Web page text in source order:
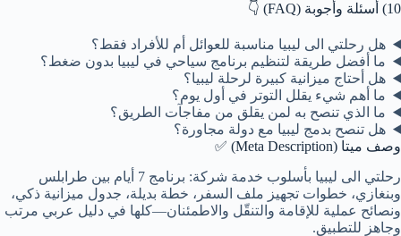
10) أسئلة وأجوبة (FAQ) 👇
هل رحلتي الى ليبيا مناسبة للعوائل أم للأفراد فقط؟
ما أفضل طريقة لتنظيم برنامج سياحي في ليبيا بدون ضغط؟
هل أحتاج ميزانية كبيرة لرحلة ليبيا؟
ما أهم شيء يقلل التوتر في أول يوم؟
ما الذي تنصح به لمن يقلق من مفاجآت الطريق؟
هل تنصح بدمج ليبيا مع دولة مجاورة؟
وصف ميتا (Meta Description) ✅
رحلتي الى ليبيا بأسلوب خدمة شركة: برنامج 7 أيام بين طرابلس
وبنغازي، خطوات تجهيز ملف السفر، خطة بديلة، جدول ميزانية ذكي،
ونصائح عملية للإقامة والتنقّل والاطمئنان—كلها في دليل عربي مرتب
وجاهز للتطبيق.